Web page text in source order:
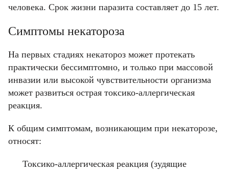
человека. Срок жизни паразита составляет до 15 лет.
Симптомы некатороза
На первых стадиях некатороз может протекать
практически бессимптомно, и только при массовой
инвазии или высокой чувствительности организма
может развиться острая токсико-аллергическая
реакция.
К общим симптомам, возникающим при некаторозе,
относят:
Токсико-аллергическая реакция (зудящие